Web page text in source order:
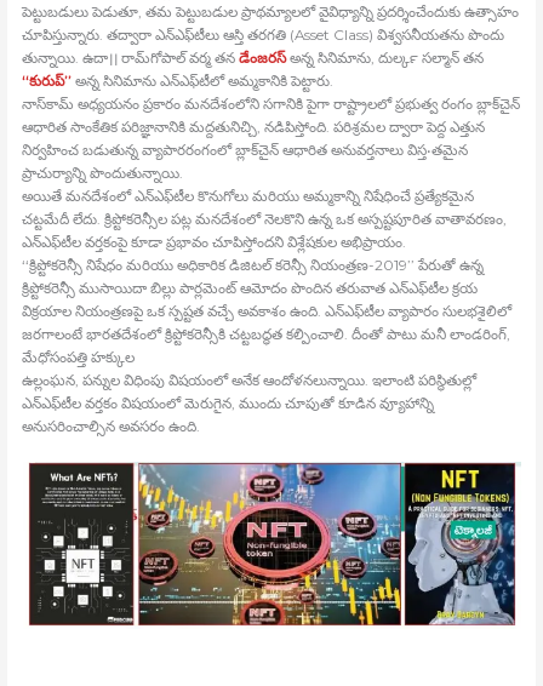
పెట్టుబడులు పెడుతూ, తమ పెట్టుబడుల ప్రాథమ్యాలలో వైవిధ్యాన్ని ప్రదర్శించేందుకు ఉత్సాహం
చూపిస్తున్నారు. తద్వారా ఎన్‍ఎఫ్‍టీలు ఆస్తి తరగతి (Asset Class) విశ్వసనీయతను పొందు
తున్నాయి. ఉదా।। రామ్‍గోపాల్‍ వర్మ తన డేంజరస్‍అన్న సినిమాను, దుల్కర్‍ సల్మాన్‍ తన
‘‘కురుప్‍’’అన్న సినిమాను ఎన్‍ఎఫ్‍టీలో అమ్మకానికి పెట్టారు.
నాస్‍కామ్‍ అధ్యయనం ప్రకారం మనదేశంలోని సగానికి పైగా రాష్ట్రాలలో ప్రభుత్వ రంగం బ్లాక్‍చైన్‍
ఆధారిత సాంకేతిక పరిజ్ఞానానికి మద్దతునిచ్చి, నడిపిస్తోంది. పరిశ్రమల ద్వారా పెద్ద ఎత్తున
నిర్వహించ బడుతున్న వ్యాపారరంగంలో బ్లాక్‍చైన్‍ ఆధారిత అనువర్తనాలు విస్త•తమైన
ప్రాచుర్యాన్ని పొందుతున్నాయి.
అయితే మనదేశంలో ఎన్‍ఎఫ్‍టీల కొనుగోలు మరియు అమ్మకాన్ని నిషేధించే ప్రత్యేకమైన
చట్టమేదీ లేదు. క్రిప్టోకరెన్సీల పట్ల మనదేశంలో నెలకొని ఉన్న ఒక అస్పష్టపూరిత వాతావరణం,
ఎన్‍ఎఫ్‍టీల వర్తకంపై కూడా ప్రభావం చూపిస్తోందని విశ్లేషకుల అభిప్రాయం.
‘‘క్రిప్టోకరెన్సీ నిషేధం మరియు అధికారిక డిజిటల్‍ కరెన్సీ నియంత్రణ-2019’’ పేరుతో ఉన్న
క్రిప్టోకరెన్సీ ముసాయిదా బిల్లు పార్లమెంట్‍ ఆమోదం పొందిన తరువాత ఎన్‍ఎఫ్‍టీల క్రయ
విక్రయాల నియంత్రణపై ఒక స్పష్టత వచ్చే అవకాశం ఉంది. ఎన్‍ఎఫ్‍టీల వ్యాపారం సులభశైలిలో
జరగాలంటే భారతదేశంలో క్రిప్టోకరెన్సీకి చట్టబద్ధత కల్పించాలి. దీంతో పాటు మనీ లాండరింగ్‍,
మేధోసంపత్తి హక్కుల
ఉల్లంఘన, పన్నుల విధింపు విషయంలో అనేక ఆందోళనలున్నాయి. ఇలాంటి పరిస్థితుల్లో
ఎన్‍ఎఫ్‍టీల వర్తకం విషయంలో మెరుగైన, ముందు చూపుతో కూడిన వ్యూహాన్ని
అనుసరించాల్సిన అవసరం ఉంది.